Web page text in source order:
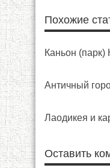
Похожие
Каньон
Античный
Лаодикея и
Оставить